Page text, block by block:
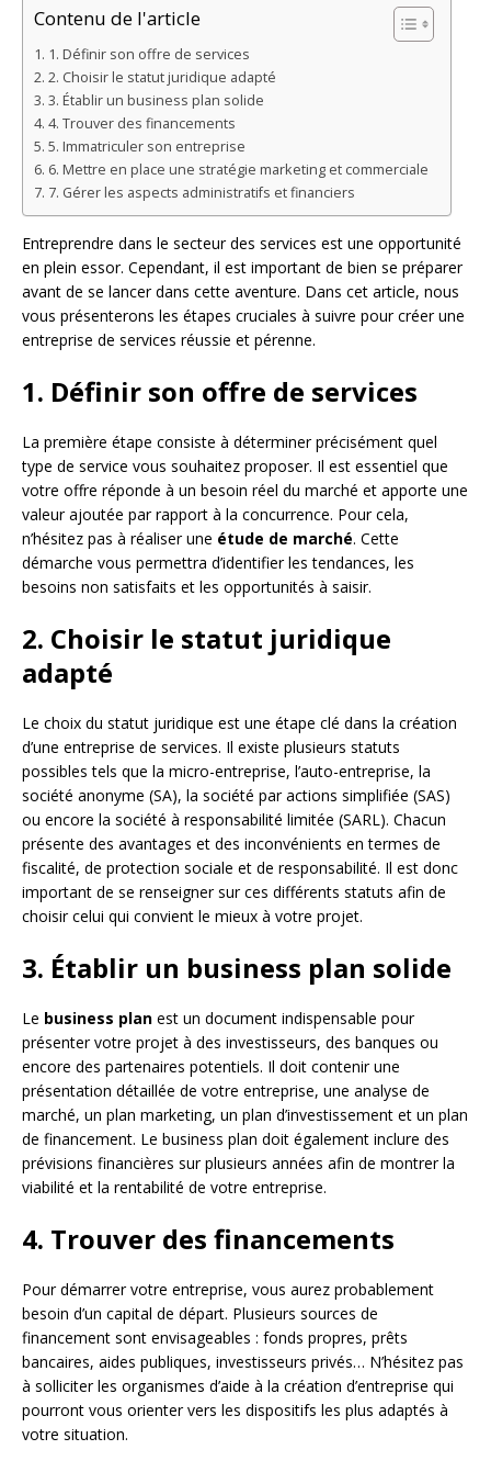
Contenu de l'article
1. Définir son offre de services
2. Choisir le statut juridique adapté
3. Établir un business plan solide
4. Trouver des financements
5. Immatriculer son entreprise
6. Mettre en place une stratégie marketing et commerciale
7. Gérer les aspects administratifs et financiers
Entreprendre dans le secteur des services est une opportunité
en plein essor. Cependant, il est important de bien se préparer
avant de se lancer dans cette aventure. Dans cet article, nous
vous présenterons les étapes cruciales à suivre pour créer une
entreprise de services réussie et pérenne.
1. Définir son offre de services
La première étape consiste à déterminer précisément quel
type de service vous souhaitez proposer. Il est essentiel que
votre offre réponde à un besoin réel du marché et apporte une
valeur ajoutée par rapport à la concurrence. Pour cela,
n’hésitez pas à réaliser une étude de marché. Cette
démarche vous permettra d’identifier les tendances, les
besoins non satisfaits et les opportunités à saisir.
2. Choisir le statut juridique
adapté
Le choix du statut juridique est une étape clé dans la création
d’une entreprise de services. Il existe plusieurs statuts
possibles tels que la micro-entreprise, l’auto-entreprise, la
société anonyme (SA), la société par actions simplifiée (SAS)
ou encore la société à responsabilité limitée (SARL). Chacun
présente des avantages et des inconvénients en termes de
fiscalité, de protection sociale et de responsabilité. Il est donc
important de se renseigner sur ces différents statuts afin de
choisir celui qui convient le mieux à votre projet.
3. Établir un business plan solide
Le business plan est un document indispensable pour
présenter votre projet à des investisseurs, des banques ou
encore des partenaires potentiels. Il doit contenir une
présentation détaillée de votre entreprise, une analyse de
marché, un plan marketing, un plan d’investissement et un plan
de financement. Le business plan doit également inclure des
prévisions financières sur plusieurs années afin de montrer la
viabilité et la rentabilité de votre entreprise.
4. Trouver des financements
Pour démarrer votre entreprise, vous aurez probablement
besoin d’un capital de départ. Plusieurs sources de
financement sont envisageables : fonds propres, prêts
bancaires, aides publiques, investisseurs privés… N’hésitez pas
à solliciter les organismes d’aide à la création d’entreprise qui
pourront vous orienter vers les dispositifs les plus adaptés à
votre situation.